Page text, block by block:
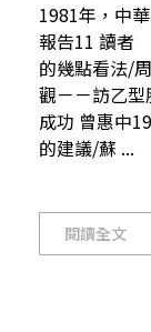
1981年，中
報告11 讀者
的幾點看法/
觀－－訪乙
成功 曾惠中
的建議/蘇 ...
閱讀全文